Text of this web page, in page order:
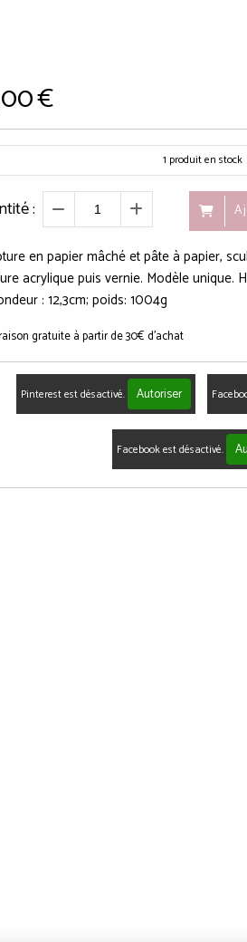
€
1 produit en stock
:
en papier mâché et pâte à papier,
acrylique puis vernie. Modèle unique.
: 12,3cm; poids: 1004g
gratuite à partir de 30€ d'achat
Pinterest est désactivé. Autoriser
Facebook est désactivé.